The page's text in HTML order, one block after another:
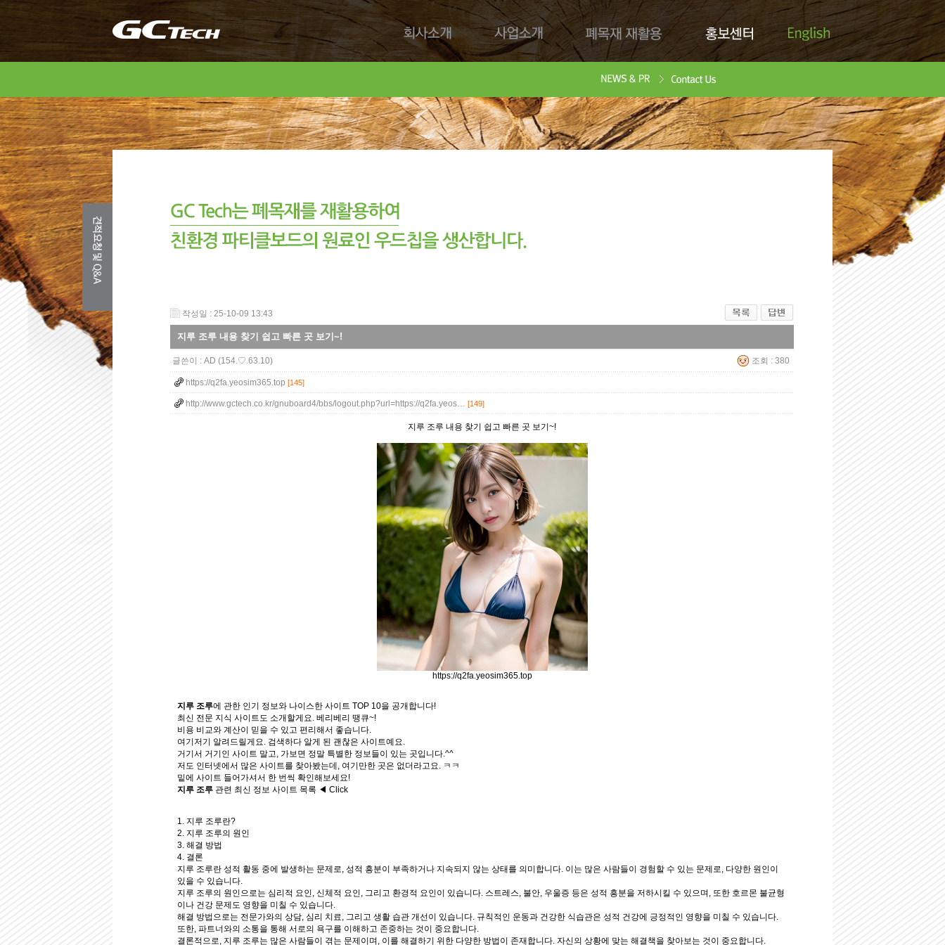
회사소개 사업소개 폐목재 재활용 홍보센터
Download
English
작성일 : 25-10-09 13:43
지루 조루 내용 찾기 쉽고 빠른 곳 보기~!
글쓴이 : AD (154.♡.63.10) 조회 : 380
https://q2fa.yeosim365.top [145]
http://www.gctech.co.kr/gnuboard4/bbs/logout.php?url=https://q2fa.yeos… [149]
지루 조루 내용 찾기 쉽고 빠른 곳 보기~!
https://q2fa.yeosim365.top
지루 조루에 관한 인기 정보와 나이스한 사이트 TOP 10을 공개합니다!
최신 전문 지식 사이트도 소개할게요. 베리베리 땡큐~!
비용 비교와 계산이 믿을 수 있고 편리해서 좋습니다.
여기저기 알려드릴게요. 검색하다 알게 된 괜찮은 사이트예요.
거기서 거기인 사이트 말고, 가보면 정말 특별한 정보들이 있는 곳입니다.^^
저도 인터넷에서 많은 사이트를 찾아봤는데, 여기만한 곳은 없더라고요. ㅋㅋ
밑에 사이트 들어가셔서 한 번씩 확인해보세요!
지루 조루 관련 최신 정보 사이트 목록 ◀ Click
1. 지루 조루란?
2. 지루 조루의 원인
3. 해결 방법
4. 결론
지루 조루란 성적 활동 중에 발생하는 문제로, 성적 흥분이 부족하거나 지속되지 않는 상태를 의미합니다. 이는 많은 사람들이 경험할 수 있는 문제로, 다양한 원인이
있을 수 있습니다.
지루 조루의 원인으로는 심리적 요인, 신체적 요인, 그리고 환경적 요인이 있습니다. 스트레스, 불안, 우울증 등은 성적 흥분을 저하시킬 수 있으며, 또한 호르몬 불균형
이나 건강 문제도 영향을 미칠 수 있습니다.
해결 방법으로는 전문가와의 상담, 심리 치료, 그리고 생활 습관 개선이 있습니다. 규칙적인 운동과 건강한 식습관은 성적 건강에 긍정적인 영향을 미칠 수 있습니다.
또한, 파트너와의 소통을 통해 서로의 욕구를 이해하고 존중하는 것이 중요합니다.
결론적으로, 지루 조루는 많은 사람들이 겪는 문제이며, 이를 해결하기 위한 다양한 방법이 존재합니다. 자신의 상황에 맞는 해결책을 찾아보는 것이 중요합니다.